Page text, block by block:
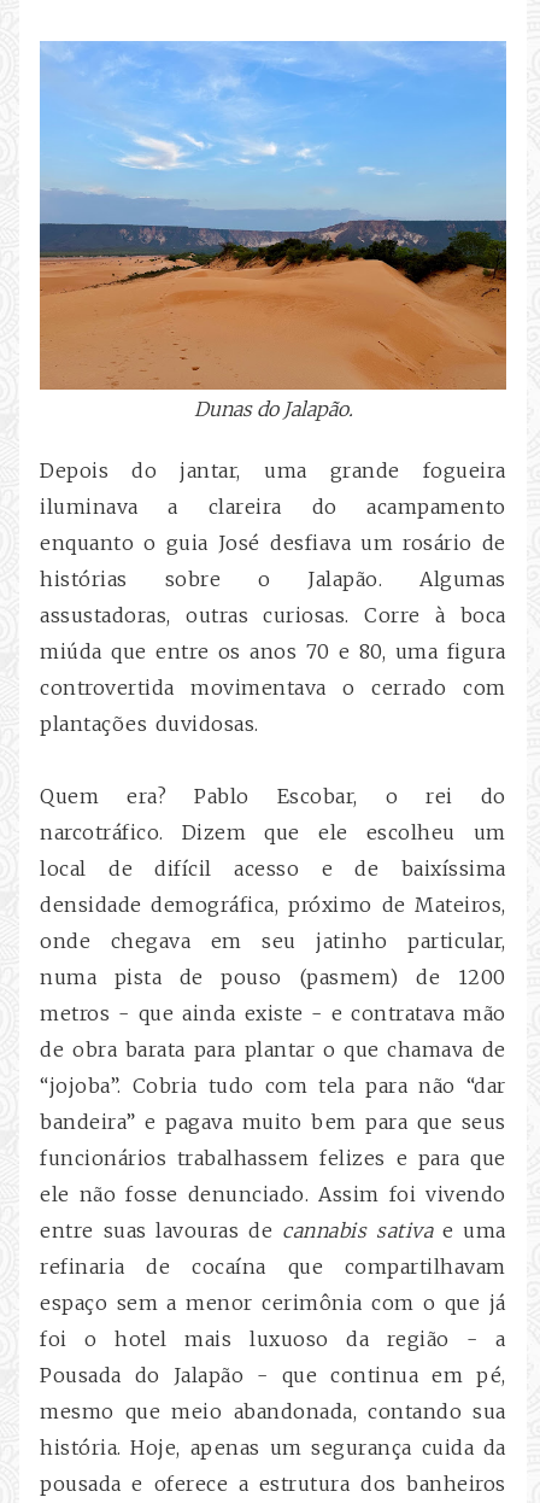
Dunas do Jalapão.
Depois do jantar, uma grande fogueira
iluminava a clareira do acampamento
enquanto o guia José desfiava um rosário de
histórias sobre o Jalapão. Algumas
assustadoras, outras curiosas. Corre à boca
miúda que entre os anos 70 e 80, uma figura
controvertida movimentava o cerrado com
plantações duvidosas.
Quem era? Pablo Escobar, o rei do
narcotráfico. Dizem que ele escolheu um
local de difícil acesso e de baixíssima
densidade demográfica, próximo de Mateiros,
onde chegava em seu jatinho particular,
numa pista de pouso (pasmem) de 1200
metros - que ainda existe - e contratava mão
de obra barata para plantar o que chamava de
“jojoba”. Cobria tudo com tela para não “dar
bandeira” e pagava muito bem para que seus
funcionários trabalhassem felizes e para que
ele não fosse denunciado. Assim foi vivendo
entre suas lavouras de cannabis sativae uma
refinaria de cocaína que compartilhavam
espaço sem a menor cerimônia com o que já
foi o hotel mais luxuoso da região - a
Pousada do Jalapão - que continua em pé,
mesmo que meio abandonada, contando sua
história. Hoje, apenas um segurança cuida da
pousada e oferece a estrutura dos banheiros